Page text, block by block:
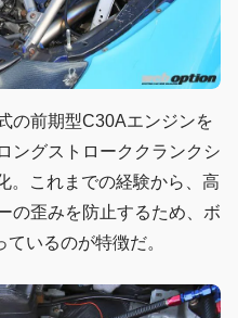
の前期型C30Aエンジンを
ングストローククランクシ
。これまでの経験から、高
の歪みを防止するため、ボ
いるのが特徴だ。